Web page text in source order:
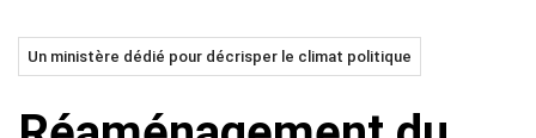
Un ministère dédié pour décrisper le climat politique